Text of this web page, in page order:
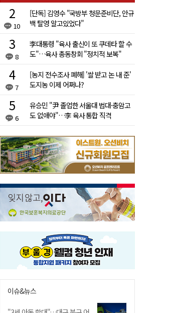
10
[단독] 김영수 "국방부 청문준비단, 안규
백 탈영 알고있었다"
8
李대통령 "육사 출신이 또 쿠데타 할 수
도"…육사 총동창회 "정치적 보복"
7
[농지 전수조사 폐해] '쌀 받고 논 내 준'
도지농 이제 어쩌나?
6
유승민 "尹 졸업한 서울대 법대·충암고
도 없애야"…李 육사 통합 직격
이슈&뉴스